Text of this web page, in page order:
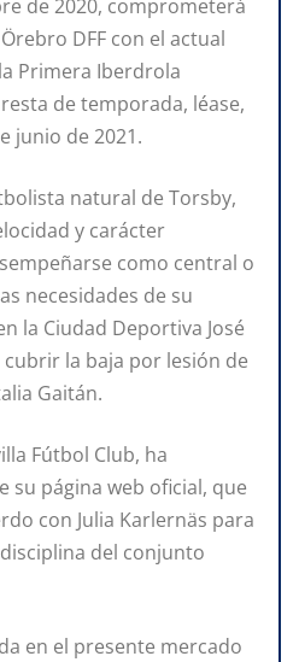
de 2020, comprometerá
DFF con el actual
Primera Iberdrola
de temporada, léase,
junio de 2021.
natural de Torsby,
y carácter
como central o
necesidades de su
la Ciudad Deportiva José
la baja por lesión de
Gaitán.
Fútbol Club, ha
su página web oficial, que
con Julia Karlernäs para
del conjunto
en el presente mercado